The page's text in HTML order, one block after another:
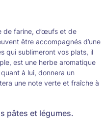
de farine, d’œufs et de
être accompagnés d’une
qui sublimeront vos plats, il
est une herbe aromatique
à lui, donnera un
une note verte et fraîche à
pâtes et légumes.